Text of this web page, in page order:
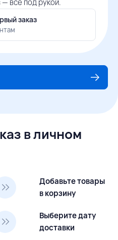
всё под рукой.
заказ
в личном
Добавьте товары
в корзину
Выберите дату
доставки